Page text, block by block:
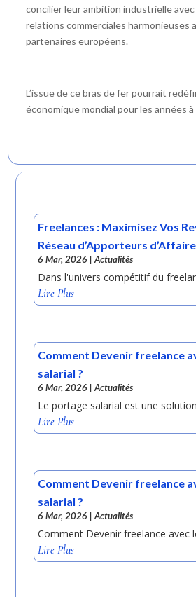
concilier leur ambition industrielle
relations commerciales harmonieuses
partenaires européens.
L’issue de ce bras de fer pourrait
économique mondial pour les années à
Freelances : Maximisez Vos
Réseau d’Apporteurs
6 Mar, 2026 |Actualités
Dans l'univers compétitif du
Lire Plus
Comment Devenir freelance
salarial ?
6 Mar, 2026 |Actualités
Le portage salarial est une
Lire Plus
Comment Devenir freelance
salarial ?
6 Mar, 2026 |Actualités
Comment Devenir freelance avec
Lire Plus